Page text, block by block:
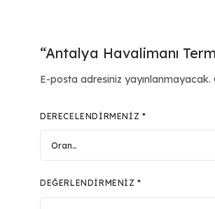
“Antalya Havalimanı
E-posta adresiniz yayınlanmayacak.
DERECELENDIRMENIZ *
DEĞERLENDIRMENIZ*